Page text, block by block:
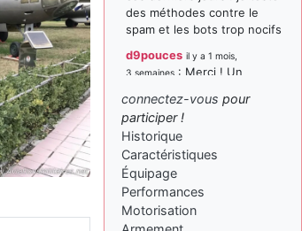
des méthodes contre le
spam et les bots trop nocifs
d9pouces il y a 1 mois,
3 semaines : Merci ! Un
paxwax il y a 1 mois, 3 semaines
Super, la nouvelle bannière
d9pouces il y a 2 mois,
1 semaine: je suis un
avion@,._,+ > lesquels ? je
ne suis pas sûr de
comprendre
connectez-vous pour
participer !
Historique
Caractéristiques
Équipage
Performances
Motorisation